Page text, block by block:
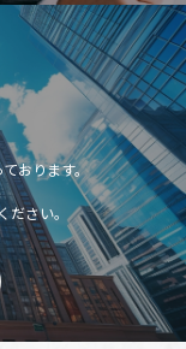
おります。
ださい。